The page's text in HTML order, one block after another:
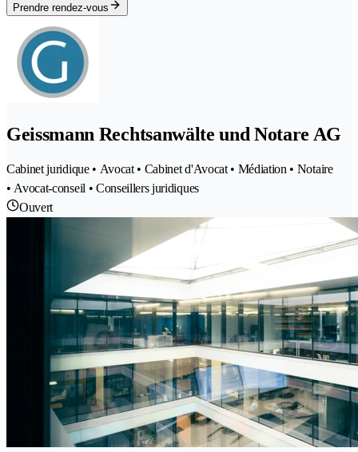
Prendre rendez-vous
Geissmann Rechtsanwälte und Notare AG
Cabinet juridique • Avocat • Cabinet d'Avocat • Médiation • Notaire
• Avocat-conseil • Conseillers juridiques
Ouvert